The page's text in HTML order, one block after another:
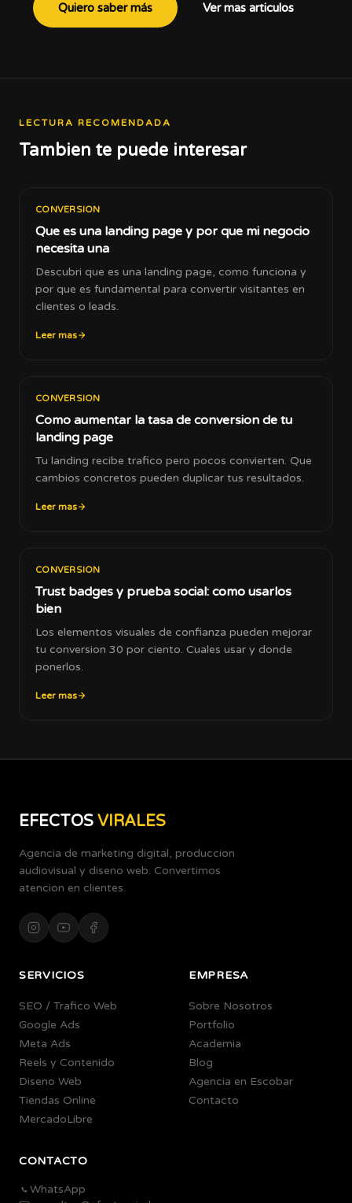
Quiero saber más Ver mas articulos
LECTURA RECOMENDADA
Tambien te puede interesar
CONVERSION
Que es una landing page y por que mi negocio
necesita una
Descubri que es una landing page, como funciona y
por que es fundamental para convertir visitantes en
clientes o leads.
Leer mas
CONVERSION
Como aumentar la tasa de conversion de tu
landing page
Tu landing recibe trafico pero pocos convierten. Que
cambios concretos pueden duplicar tus resultados.
Leer mas
CONVERSION
Trust badges y prueba social: como usarlos
bien
Los elementos visuales de confianza pueden mejorar
tu conversion 30 por ciento. Cuales usar y donde
ponerlos.
Leer mas
EFECTOS VIRALES
Agencia de marketing digital, produccion
audiovisual y diseno web. Convertimos
atencion en clientes.
SERVICIOS
SEO / Trafico Web
Google Ads
Meta Ads
Reels y Contenido
Diseno Web
Tiendas Online
MercadoLibre
EMPRESA
Sobre Nosotros
Portfolio
Academia
Blog
Agencia en Escobar
Contacto
CONTACTO
WhatsApp